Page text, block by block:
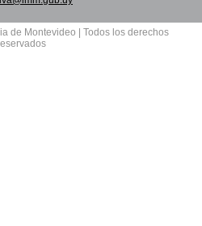
de Montevideo | Todos los derechos